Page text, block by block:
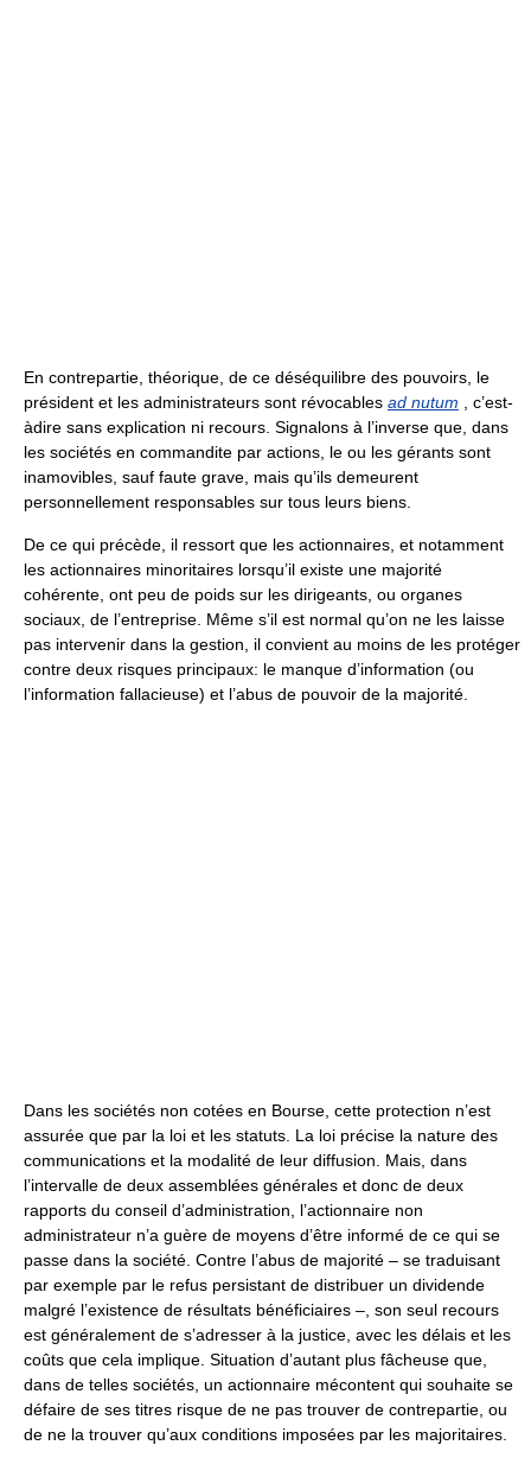
En contrepartie, théorique, de ce déséquilibre des pouvoirs, le
président et les administrateurs sont révocables ad nutum , c’est-
àdire sans explication ni recours. Signalons à l’inverse que, dans
les sociétés en commandite par actions, le ou les gérants sont
inamovibles, sauf faute grave, mais qu’ils demeurent
personnellement responsables sur tous leurs biens.
De ce qui précède, il ressort que les actionnaires, et notamment
les actionnaires minoritaires lorsqu’il existe une majorité
cohérente, ont peu de poids sur les dirigeants, ou organes
sociaux, de l’entreprise. Même s’il est normal qu’on ne les laisse
pas intervenir dans la gestion, il convient au moins de les protéger
contre deux risques principaux: le manque d’information (ou
l’information fallacieuse) et l’abus de pouvoir de la majorité.
Dans les sociétés non cotées en Bourse, cette protection n’est
assurée que par la loi et les statuts. La loi précise la nature des
communications et la modalité de leur diffusion. Mais, dans
l’intervalle de deux assemblées générales et donc de deux
rapports du conseil d’administration, l’actionnaire non
administrateur n’a guère de moyens d’être informé de ce qui se
passe dans la société. Contre l’abus de majorité – se traduisant
par exemple par le refus persistant de distribuer un dividende
malgré l’existence de résultats bénéficiaires –, son seul recours
est généralement de s’adresser à la justice, avec les délais et les
coûts que cela implique. Situation d’autant plus fâcheuse que,
dans de telles sociétés, un actionnaire mécontent qui souhaite se
défaire de ses titres risque de ne pas trouver de contrepartie, ou
de ne la trouver qu’aux conditions imposées par les majoritaires.